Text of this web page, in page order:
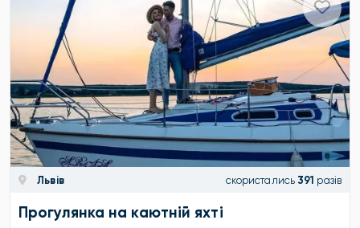
Львів скористались 391 разів
Прогулянка на каютній яхті